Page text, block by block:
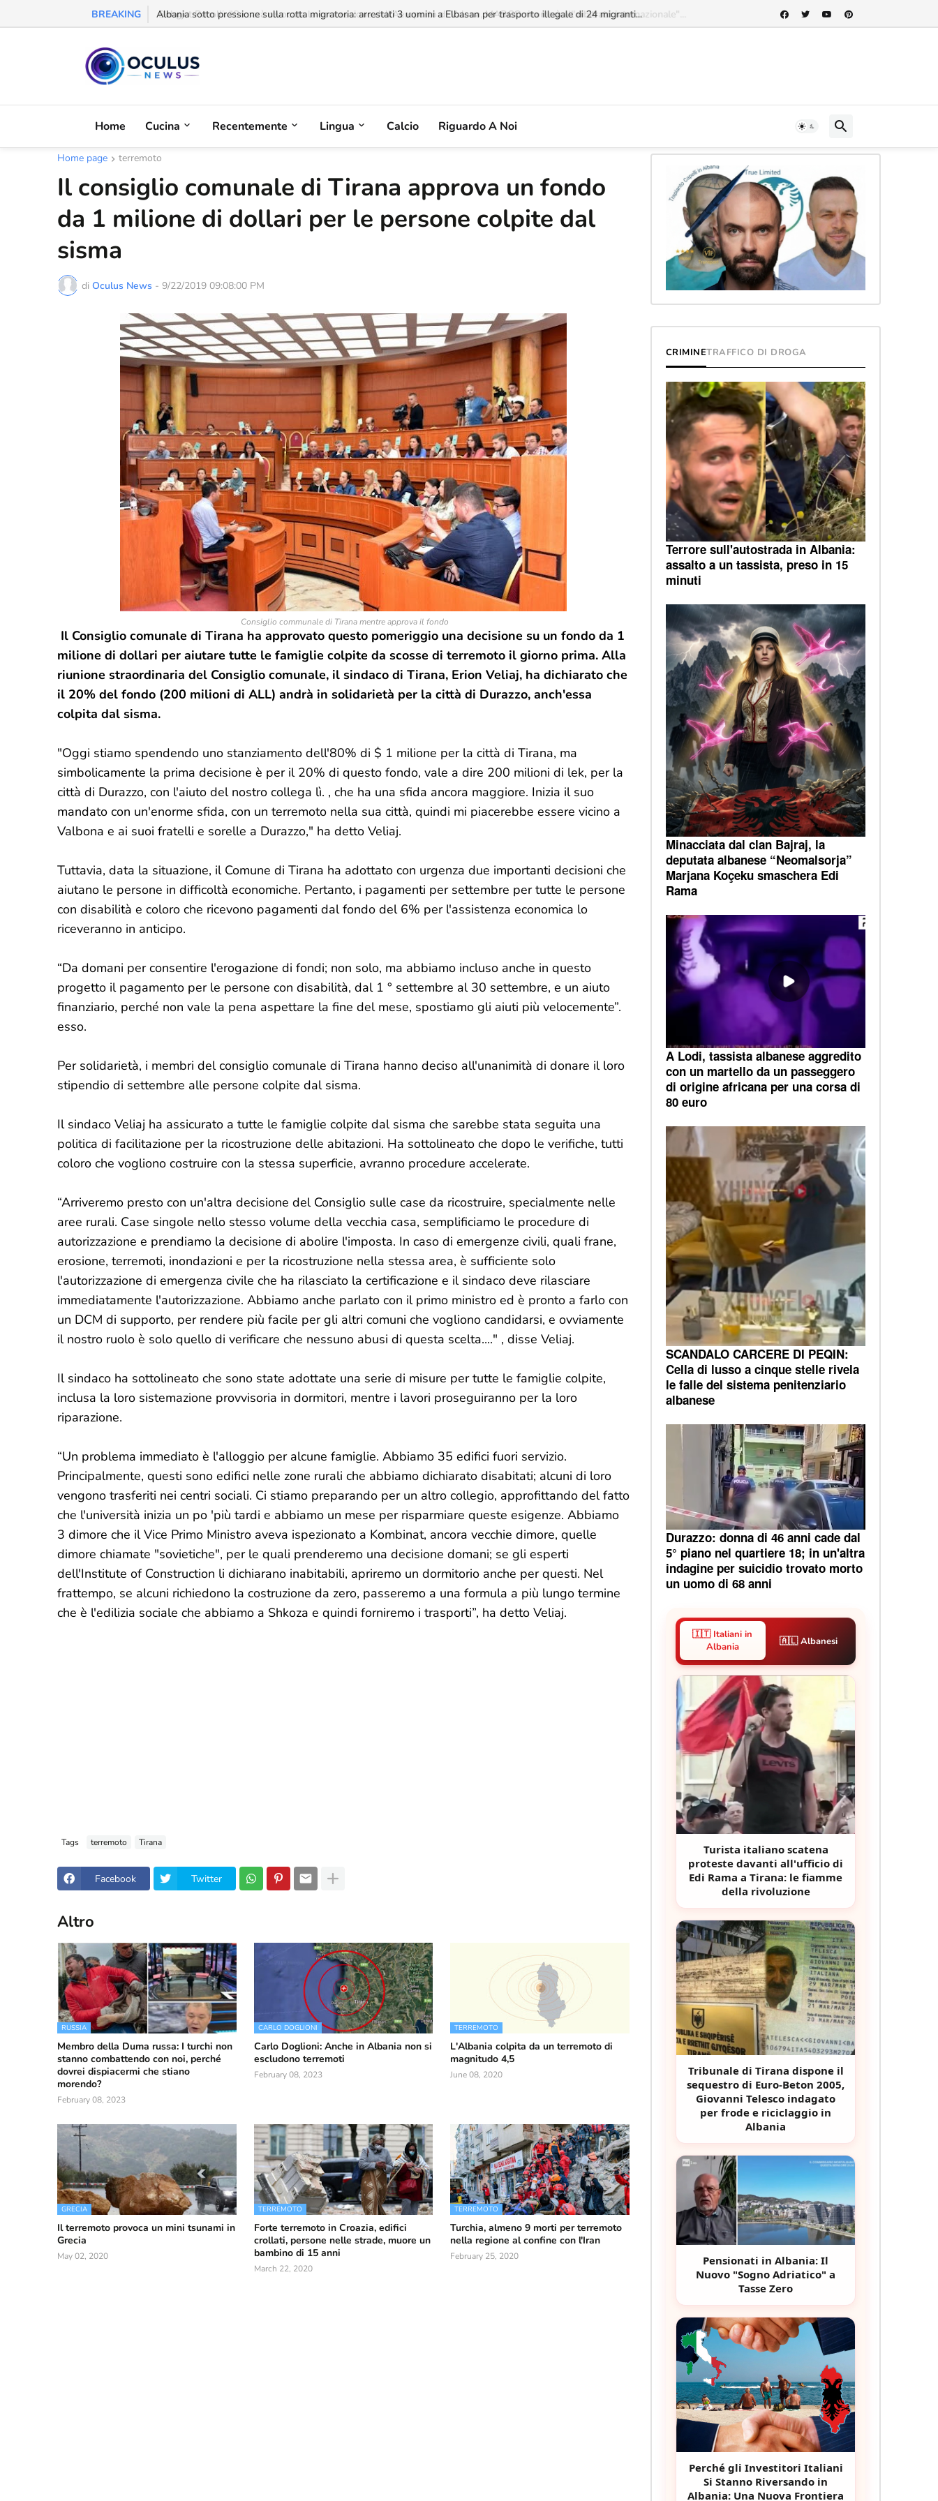
BREAKING Behgjet Pacolli: "Se sarà revocata la concessione dell'Aeroporto di Valona, MABCO ricorrerà all'arbitrato internazionale"...
Home Cucina Recentemente Lingua Calcio Riguardo A Noi
Home page terremoto
Il consiglio comunale di Tirana approva un fondo
da 1 milione di dollari per le persone colpite dal
sisma
di Oculus News - 9/22/2019 09:08:00 PM
Consiglio communale di Tirana mentre approva il fondo
Il Consiglio comunale di Tirana ha approvato questo pomeriggio una decisione su un fondo da 1
milione di dollari per aiutare tutte le famiglie colpite da scosse di terremoto il giorno prima. Alla
riunione straordinaria del Consiglio comunale, il sindaco di Tirana, Erion Veliaj, ha dichiarato che
il 20% del fondo (200 milioni di ALL) andrà in solidarietà per la città di Durazzo, anch'essa
colpita dal sisma.
"Oggi stiamo spendendo uno stanziamento dell'80% di $ 1 milione per la città di Tirana, ma
simbolicamente la prima decisione è per il 20% di questo fondo, vale a dire 200 milioni di lek, per la
città di Durazzo, con l'aiuto del nostro collega lì. , che ha una sfida ancora maggiore. Inizia il suo
mandato con un'enorme sfida, con un terremoto nella sua città, quindi mi piacerebbe essere vicino a
Valbona e ai suoi fratelli e sorelle a Durazzo," ha detto Veliaj.
Tuttavia, data la situazione, il Comune di Tirana ha adottato con urgenza due importanti decisioni che
aiutano le persone in difficoltà economiche. Pertanto, i pagamenti per settembre per tutte le persone
con disabilità e coloro che ricevono pagamenti dal fondo del 6% per l'assistenza economica lo
riceveranno in anticipo.
“Da domani per consentire l'erogazione di fondi; non solo, ma abbiamo incluso anche in questo
progetto il pagamento per le persone con disabilità, dal 1 ° settembre al 30 settembre, e un aiuto
finanziario, perché non vale la pena aspettare la fine del mese, spostiamo gli aiuti più velocemente”.
esso.
Per solidarietà, i membri del consiglio comunale di Tirana hanno deciso all'unanimità di donare il loro
stipendio di settembre alle persone colpite dal sisma.
Il sindaco Veliaj ha assicurato a tutte le famiglie colpite dal sisma che sarebbe stata seguita una
politica di facilitazione per la ricostruzione delle abitazioni. Ha sottolineato che dopo le verifiche, tutti
coloro che vogliono costruire con la stessa superficie, avranno procedure accelerate.
“Arriveremo presto con un'altra decisione del Consiglio sulle case da ricostruire, specialmente nelle
aree rurali. Case singole nello stesso volume della vecchia casa, semplificiamo le procedure di
autorizzazione e prendiamo la decisione di abolire l'imposta. In caso di emergenze civili, quali frane,
erosione, terremoti, inondazioni e per la ricostruzione nella stessa area, è sufficiente solo
l'autorizzazione di emergenza civile che ha rilasciato la certificazione e il sindaco deve rilasciare
immediatamente l'autorizzazione. Abbiamo anche parlato con il primo ministro ed è pronto a farlo con
un DCM di supporto, per rendere più facile per gli altri comuni che vogliono candidarsi, e ovviamente
il nostro ruolo è solo quello di verificare che nessuno abusi di questa scelta...." , disse Veliaj.
Il sindaco ha sottolineato che sono state adottate una serie di misure per tutte le famiglie colpite,
inclusa la loro sistemazione provvisoria in dormitori, mentre i lavori proseguiranno per la loro
riparazione.
“Un problema immediato è l'alloggio per alcune famiglie. Abbiamo 35 edifici fuori servizio.
Principalmente, questi sono edifici nelle zone rurali che abbiamo dichiarato disabitati; alcuni di loro
vengono trasferiti nei centri sociali. Ci stiamo preparando per un altro collegio, approfittando del fatto
che l'università inizia un po 'più tardi e abbiamo un mese per risparmiare queste esigenze. Abbiamo
3 dimore che il Vice Primo Ministro aveva ispezionato a Kombinat, ancora vecchie dimore, quelle
dimore chiamate "sovietiche", per le quali prenderemo una decisione domani; se gli esperti
dell'Institute of Construction li dichiarano inabitabili, apriremo un dormitorio anche per questi. Nel
frattempo, se alcuni richiedono la costruzione da zero, passeremo a una formula a più lungo termine
che è l'edilizia sociale che abbiamo a Shkoza e quindi forniremo i trasporti”, ha detto Veliaj.
Tags terremoto Tirana
Facebook Twitter
Altro
RUSSIA
Membro della Duma russa: I turchi non
stanno combattendo con noi, perché
dovrei dispiacermi che stiano
morendo?
February 08, 2023
CARLO DOGLIONI
Carlo Doglioni: Anche in Albania non si
escludono terremoti
February 08, 2023
TERREMOTO
L'Albania colpita da un terremoto di
magnitudo 4,5
June 08, 2020
GRECIA
Il terremoto provoca un mini tsunami in
Grecia
May 02, 2020
TERREMOTO
Forte terremoto in Croazia, edifici
crollati, persone nelle strade, muore un
bambino di 15 anni
March 22, 2020
TERREMOTO
Turchia, almeno 9 morti per terremoto
nella regione al confine con l'Iran
February 25, 2020
CRIMINETRAFFICO DI DROGA
Terrore sull'autostrada in Albania:
assalto a un tassista, preso in 15
minuti
Minacciata dal clan Bajraj, la
deputata albanese “Neomalsorja”
Marjana Koçeku smaschera Edi
Rama
A Lodi, tassista albanese aggredito
con un martello da un passeggero
di origine africana per una corsa di
80 euro
SCANDALO CARCERE DI PEQIN:
Cella di lusso a cinque stelle rivela
le falle del sistema penitenziario
albanese
Durazzo: donna di 46 anni cade dal
5° piano nel quartiere 18; in un'altra
indagine per suicidio trovato morto
un uomo di 68 anni
🇮🇹 Italiani in
Albania
🇦🇱 Albanesi
Turista italiano scatena
proteste davanti all'ufficio di
Edi Rama a Tirana: le fiamme
della rivoluzione
Tribunale di Tirana dispone il
sequestro di Euro-Beton 2005,
Giovanni Telesco indagato
per frode e riciclaggio in
Albania
Pensionati in Albania: Il
Nuovo "Sogno Adriatico" a
Tasse Zero
Perché gli Investitori Italiani
Si Stanno Riversando in
Albania: Una Nuova Frontiera